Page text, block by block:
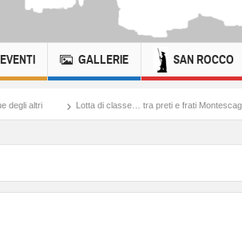
EVENTI GALLERIE SAN ROCCO
Lotta di classe… tra preti e frati Montescaglioso